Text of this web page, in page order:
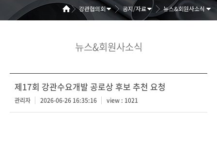
강관협의회 공지/자료 뉴스&회원사소식
뉴스&회원사소식
제17회 강관수요개발 공로상 후보 추천 요청
관리자 2026-06-26 16:35:16 view : 1021